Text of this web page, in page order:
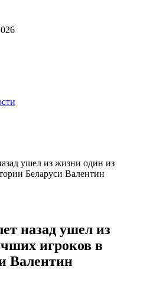
ушел из жизни один из
Беларуси Валентин
назад ушел из
игроков в
Валентин